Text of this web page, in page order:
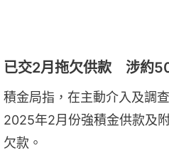
已交2月拖欠供款 涉約
積金局指，在主動介入及調
2025年2月份強積金供款及
欠款。